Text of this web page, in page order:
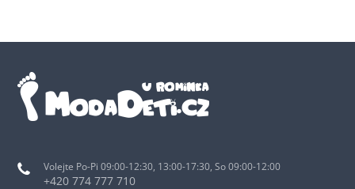
Volejte Po-Pi 09:00-12:30, 13:00-17:30, So 09:00-12:00
+420 774 777 710